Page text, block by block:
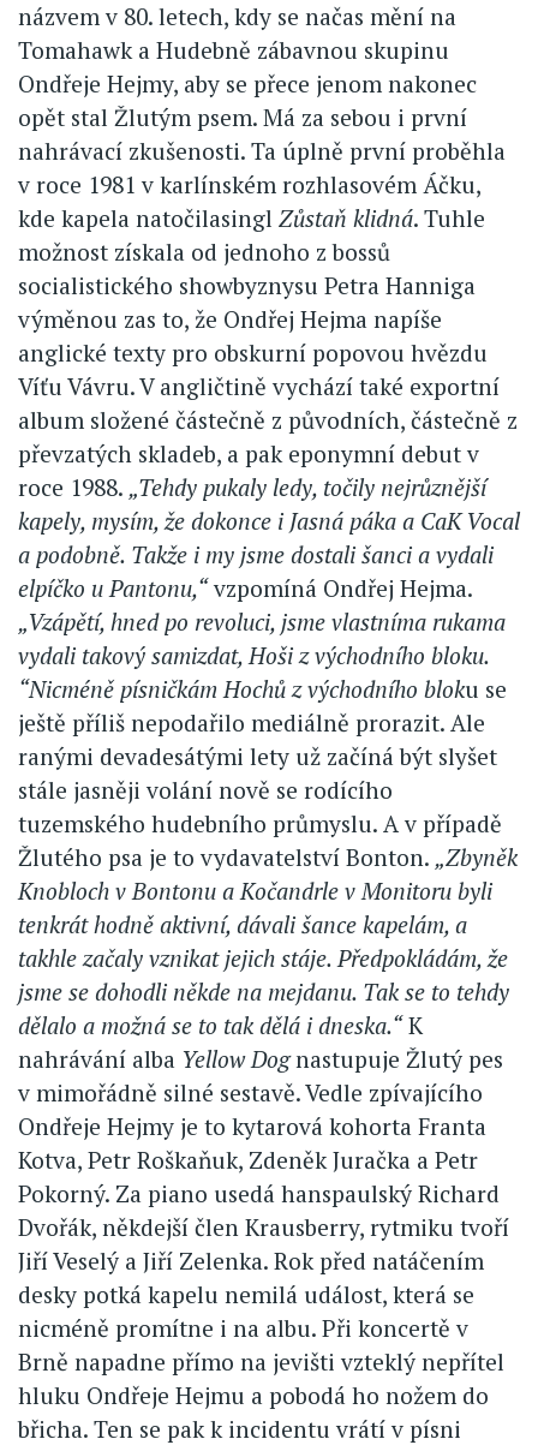
názvem v 80. letech, kdy se načas mění na
Tomahawk a Hudebně zábavnou skupinu
Ondřeje Hejmy, aby se přece jenom nakonec
opět stal Žlutým psem. Má za sebou i první
nahrávací zkušenosti. Ta úplně první proběhla
v roce 1981 v karlínském rozhlasovém Áčku,
kde kapela natočilasingl Zůstaň klidná. Tuhle
možnost získala od jednoho z bossů
socialistického showbyznysu Petra Hanniga
výměnou zas to, že Ondřej Hejma napíše
anglické texty pro obskurní popovou hvězdu
Víťu Vávru. V angličtině vychází také exportní
album složené částečně z původních, částečně z
převzatých skladeb, a pak eponymní debut v
roce 1988. „Tehdy pukaly ledy, točily nejrůznější
kapely, mysím, že dokonce i Jasná páka a CaK Vocal
a podobně. Takže i my jsme dostali šanci a vydali
elpíčko u Pantonu,“vzpomíná Ondřej Hejma.
„Vzápětí, hned po revoluci, jsme vlastníma rukama
vydali takový samizdat, Hoši z východního bloku.
“Nicméně písničkám Hochů z východního bloku se
ještě příliš nepodařilo mediálně prorazit. Ale
ranými devadesátými lety už začíná být slyšet
stále jasněji volání nově se rodícího
tuzemského hudebního průmyslu. A v případě
Žlutého psa je to vydavatelství Bonton. „Zbyněk
Knobloch v Bontonu a Kočandrle v Monitoru byli
tenkrát hodně aktivní, dávali šance kapelám, a
takhle začaly vznikat jejich stáje. Předpokládám, že
jsme se dohodli někde na mejdanu. Tak se to tehdy
dělalo a možná se to tak dělá i dneska.“K
nahrávání alba Yellow Dognastupuje Žlutý pes
v mimořádně silné sestavě. Vedle zpívajícího
Ondřeje Hejmy je to kytarová kohorta Franta
Kotva, Petr Roškaňuk, Zdeněk Juračka a Petr
Pokorný. Za piano usedá hanspaulský Richard
Dvořák, někdejší člen Krausberry, rytmiku tvoří
Jiří Veselý a Jiří Zelenka. Rok před natáčením
desky potká kapelu nemilá událost, která se
nicméně promítne i na albu. Při koncertě v
Brně napadne přímo na jevišti vzteklý nepřítel
hluku Ondřeje Hejmu a pobodá ho nožem do
břicha. Ten se pak k incidentu vrátí v písni